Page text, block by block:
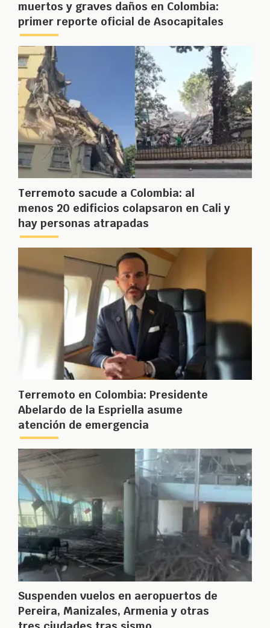
muertos y graves daños en Colombia:
primer reporte oficial de Asocapitales
Terremoto sacude a Colombia: al
menos 20 edificios colapsaron en Cali y
hay personas atrapadas
Terremoto en Colombia: Presidente
Abelardo de la Espriella asume
atención de emergencia
Suspenden vuelos en aeropuertos de
Pereira, Manizales, Armenia y otras